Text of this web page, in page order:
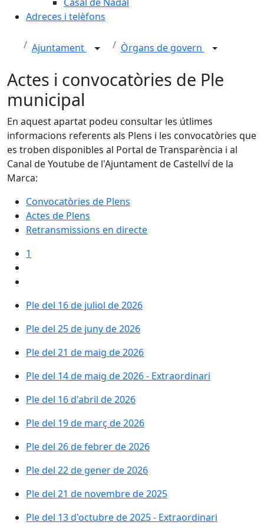
Adreces i telèfons
Ajuntament Òrgans de govern
Actes i convocatòries de Ple
municipal
En aquest apartat podeu consultar les útlimes
informacions referents als Plens i les convocatòries que
es troben disponibles al Portal de Transparència i al
Canal de Youtube de l'Ajuntament de Castellví de la
Marca:
Convocatòries de Plens
Actes de Plens
Retransmissions en directe
1
Ple del 16 de juliol de 2026
Ple del 25 de juny de 2026
Ple del 21 de maig de 2026
Ple del 14 de maig de 2026 - Extraordinari
Ple del 16 d'abril de 2026
Ple del 19 de març de 2026
Ple del 26 de febrer de 2026
Ple del 22 de gener de 2026
Ple del 21 de novembre de 2025
Ple del 13 d'octubre de 2025 - Extraordinari